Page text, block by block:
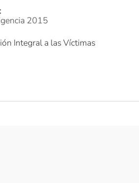
2015
Integral a las Víctimas